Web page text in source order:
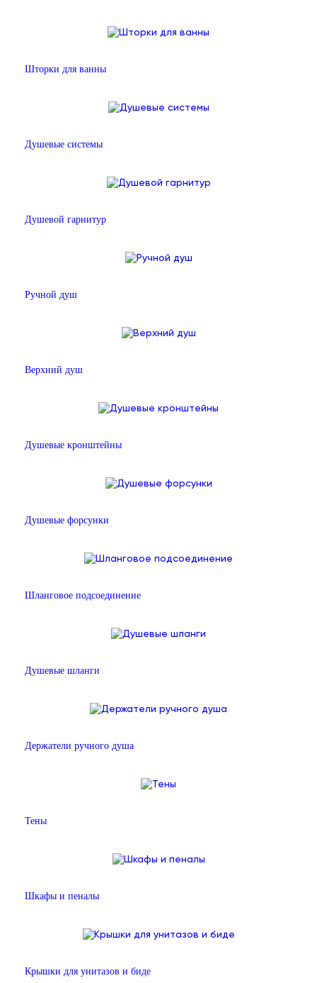
Шторки для ванны
Душевые системы
Душевой гарнитур
Ручной душ
Верхний душ
Душевые кронштейны
Душевые форсунки
Шланговое подсоединение
Душевые шланги
Держатели ручного душа
Тены
Шкафы и пеналы
Крышки для унитазов и биде